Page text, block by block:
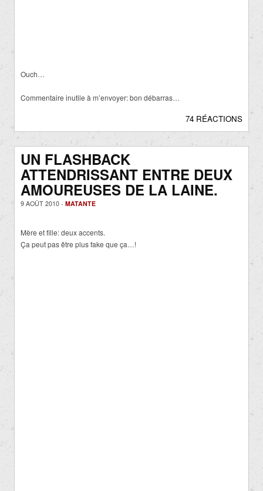
Ouch…
Commentaire inutile à m’envoyer: bon débarras…
74 RÉACTIONS
UN FLASHBACK
ATTENDRISSANT ENTRE DEUX
AMOUREUSES DE LA LAINE.
9 AOÛT 2010 - MATANTE
Mère et fille: deux accents.
Ça peut pas être plus fake que ça…!